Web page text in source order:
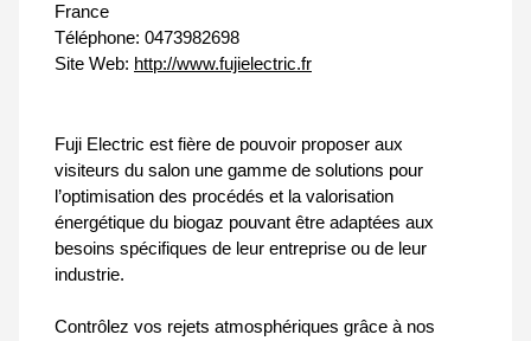
France
Téléphone: 0473982698
Site Web: http://www.fujielectric.fr
Fuji Electric est fière de pouvoir proposer aux
visiteurs du salon une gamme de solutions pour
l’optimisation des procédés et la valorisation
énergétique du biogaz pouvant être adaptées aux
besoins spécifiques de leur entreprise ou de leur
industrie.
Contrôlez vos rejets atmosphériques grâce à nos